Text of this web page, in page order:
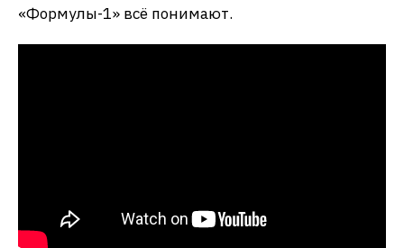
«Формулы-1» всё понимают.